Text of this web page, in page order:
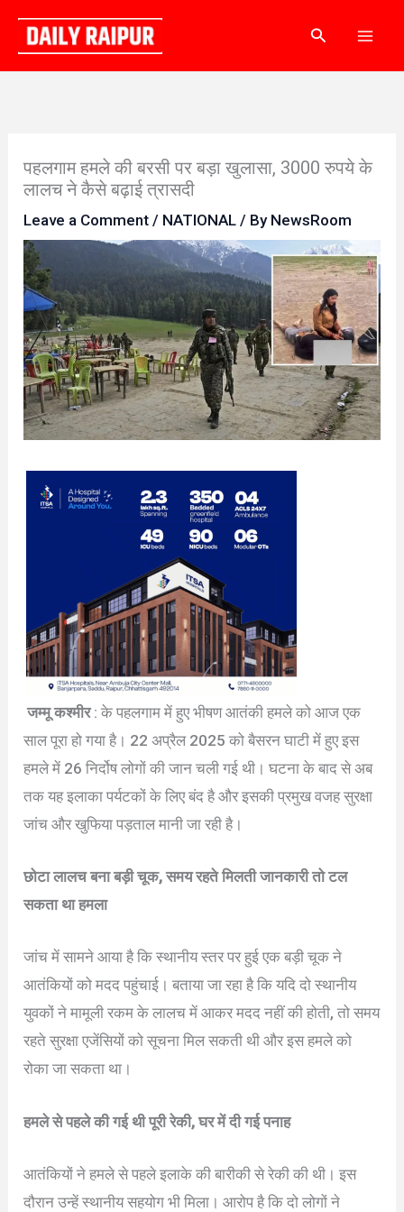
content
Search
पहलगाम हमले की बरसी पर बड़ा खुलासा, 3000 रुपये के
लालच ने कैसे बढ़ाई त्रासदी
Leave a Comment / NATIONAL / By NewsRoom
जम्मू कश्मीर: के पहलगाम में हुए भीषण आतंकी हमले को आज एक
साल पूरा हो गया है। 22 अप्रैल 2025 को बैसरन घाटी में हुए इस
हमले में 26 निर्दोष लोगों की जान चली गई थी। घटना के बाद से अब
तक यह इलाका पर्यटकों के लिए बंद है और इसकी प्रमुख वजह सुरक्षा
जांच और खुफिया पड़ताल मानी जा रही है।
छोटा लालच बना बड़ी चूक, समय रहते मिलती जानकारी तो टल
सकता था हमला
जांच में सामने आया है कि स्थानीय स्तर पर हुई एक बड़ी चूक ने
आतंकियों को मदद पहुंचाई। बताया जा रहा है कि यदि दो स्थानीय
युवकों ने मामूली रकम के लालच में आकर मदद नहीं की होती, तो समय
रहते सुरक्षा एजेंसियों को सूचना मिल सकती थी और इस हमले को
रोका जा सकता था।
हमले से पहले की गई थी पूरी रेकी, घर में दी गई पनाह
आतंकियों ने हमले से पहले इलाके की बारीकी से रेकी की थी। इस
दौरान उन्हें स्थानीय सहयोग भी मिला। आरोप है कि दो लोगों ने